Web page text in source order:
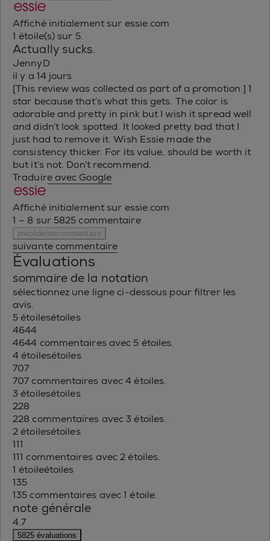
Affiché initialement sur essie.com
1 étoile(s) sur 5.
Actually sucks.
JennyD
il y a 14 jours
[This review was collected as part of a promotion.] 1
star because that’s what this gets. The color is
adorable and pretty in pink but I wish it spread well
and didn’t look spotted. It looked pretty bad that I
just had to remove it. Wish Essie made the
consistency thicker. For its value, should be worth it
but it’s not. Don’t recommend.
Traduire avec Google
Affiché initialement sur essie.com
1 – 8 sur 5825 commentaire
précédentecommentaire
suivante commentaire
Évaluations
sommaire de la notation
sélectionnez une ligne ci-dessous pour filtrer les
avis.
5 étoilesétoiles
4644
4644 commentaires avec 5 étoiles.
4 étoilesétoiles
707
707 commentaires avec 4 étoiles.
3 étoilesétoiles
228
228 commentaires avec 3 étoiles.
2 étoilesétoiles
111
111 commentaires avec 2 étoiles.
1 étoileétoiles
135
135 commentaires avec 1 étoile.
note générale
4.7
5825 évaluations